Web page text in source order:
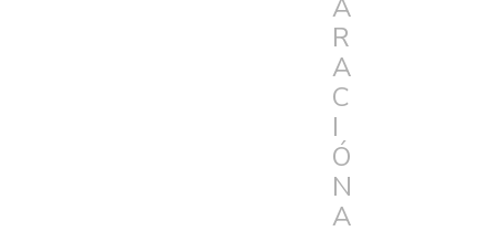
A
R
A
C
I
Ó
N
A